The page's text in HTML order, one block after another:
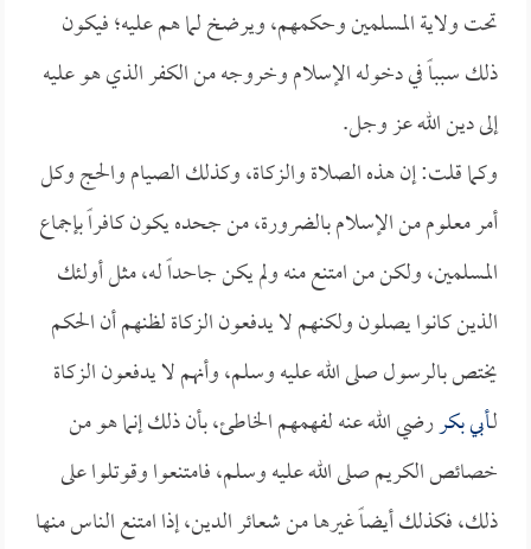
تحت ولاية المسلمين وحكمهم، ويرضخ لما هم عليه؛ فيكون
ذلك سبباً في دخوله الإسلام وخروجه من الكفر الذي هو عليه
إلى دين الله عز وجل.
وكما قلت: إن هذه الصلاة والزكاة، وكذلك الصيام والحج وكل
أمر معلوم من الإسلام بالضرورة، من جحده يكون كافراً بإجماع
المسلمين، ولكن من امتنع منه ولم يكن جاحداً له، مثل أولئك
الذين كانوا يصلون ولكنهم لا يدفعون الزكاة لظنهم أن الحكم
يختص بالرسول صلى الله عليه وسلم، وأنهم لا يدفعون الزكاة
لـأبي بكررضي الله عنه لفهمهم الخاطئ، بأن ذلك إنما هو من
خصائص الكريم صلى الله عليه وسلم، فامتنعوا وقوتلوا على
ذلك، فكذلك أيضاً غيرها من شعائر الدين، إذا امتنع الناس منها